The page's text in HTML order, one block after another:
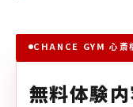
CHANCE GYM 心斎
無料体験